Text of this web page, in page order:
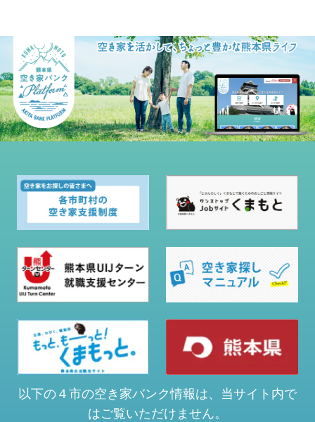
以下の４市の空き家バンク情報は、当サイト内で
はご覧いただけません。